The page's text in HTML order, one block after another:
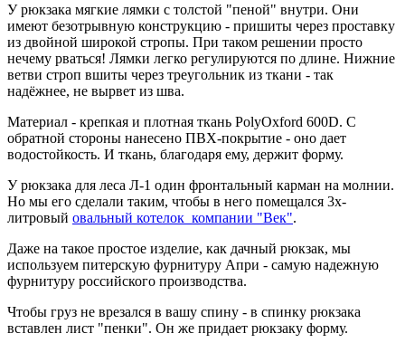
У рюкзака мягкие лямки с толстой "пеной" внутри. Они
имеют безотрывную конструкцию - пришиты через проставку
из двойной широкой стропы. При таком решении просто
нечему рваться! Лямки легко регулируются по длине. Нижние
ветви строп вшиты через треугольник из ткани - так
надёжнее, не вырвет из шва.
Материал - крепкая и плотная ткань PolyOxford 600D. С
обратной стороны нанесено ПВХ-покрытие - оно дает
водостойкость. И ткань, благодаря ему, держит форму.
У рюкзака для леса Л-1 один фронтальный карман на молнии.
Но мы его сделали таким, чтобы в него помещался 3х-
литровый овальный котелок компании "Век".
Даже на такое простое изделие, как дачный рюкзак, мы
используем питерскую фурнитуру Апри - самую надежную
фурнитуру российского производства.
Чтобы груз не врезался в вашу спину - в спинку рюкзака
вставлен лист "пенки". Он же придает рюкзаку форму.